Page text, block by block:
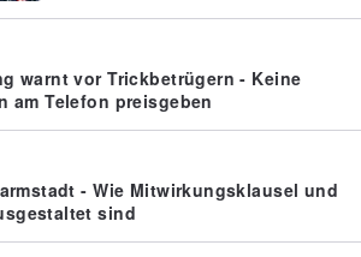
warnt vor Trickbetrügern - Keine
am Telefon preisgeben
- Wie Mitwirkungsklausel und
sind